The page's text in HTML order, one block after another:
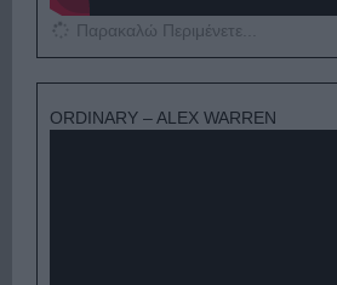
Παρακαλώ Περιμένετε...
ORDINARY – ALEX WARREN